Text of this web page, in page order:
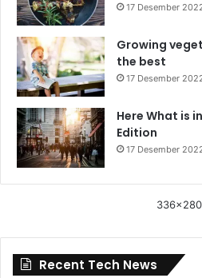
17 Desember
Growing
the best
17 Desember
Here What is
Edition
17 Desember
336x280
Recent Tech News